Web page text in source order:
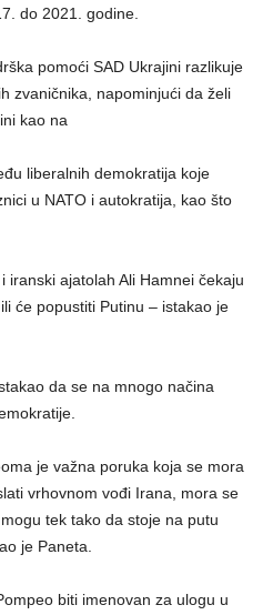
do 2021. godine.
pomoći SAD Ukrajini razlikuje
zvaničnika, napominjući da želi
kao na
liberalnih demokratija koje
u NATO i autokratija, kao što
ajatolah Ali Hamnei čekaju
će popustiti Putinu – istakao je
da se na mnogo načina
je važna poruka koja se mora
vrhovnom vođi Irana, mora se
tek tako da stoje na putu
je Paneta.
biti imenovan za ulogu u